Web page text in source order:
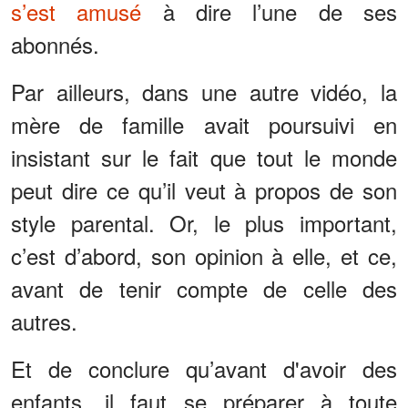
s’est amusé à dire l’une de ses
abonnés.
Par ailleurs, dans une autre vidéo, la
mère de famille avait poursuivi en
insistant sur le fait que tout le monde
peut dire ce qu’il veut à propos de son
style parental. Or, le plus important,
c’est d’abord, son opinion à elle, et ce,
avant de tenir compte de celle des
autres.
Et de conclure qu’avant d'avoir des
enfants, il faut se préparer à toute